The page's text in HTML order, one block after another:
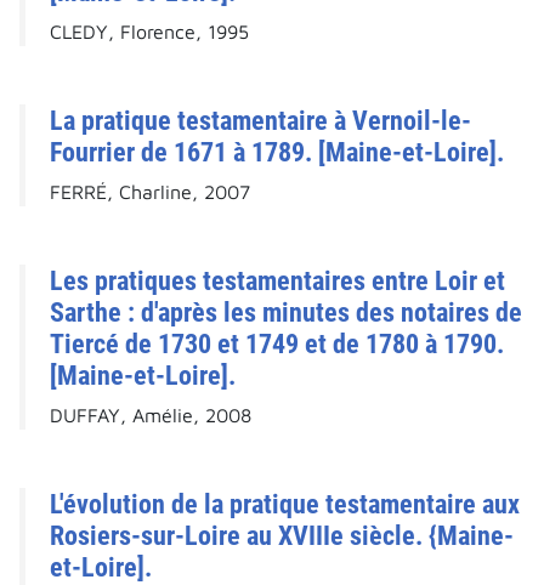
CLEDY, Florence, 1995
La pratique testamentaire à Vernoil-le-
Fourrier de 1671 à 1789. [Maine-et-Loire].
FERRÉ, Charline, 2007
Les pratiques testamentaires entre Loir et
Sarthe : d'après les minutes des notaires de
Tiercé de 1730 et 1749 et de 1780 à 1790.
[Maine-et-Loire].
DUFFAY, Amélie, 2008
L'évolution de la pratique testamentaire aux
Rosiers-sur-Loire au XVIIIe siècle. {Maine-
et-Loire].